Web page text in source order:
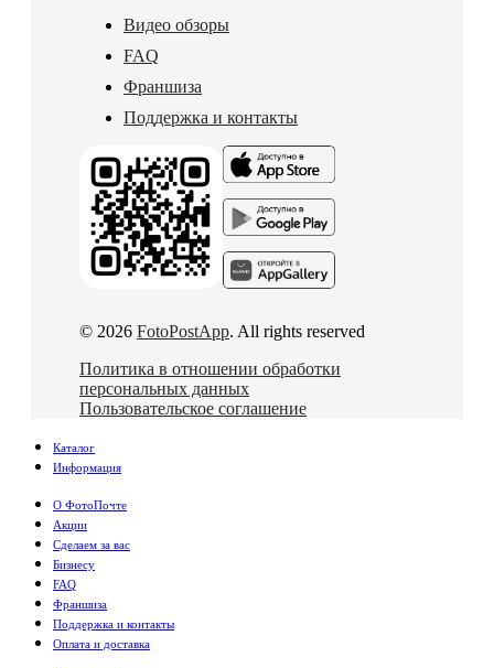
Видео обзоры
FAQ
Франшиза
Поддержка и контакты
© 2026 FotoPostApp. All rights reserved
Политика в отношении обработки
персональных данных
Пользовательское соглашение
Каталог
Информация
О ФотоПочте
Акции
Сделаем за вас
Бизнесу
FAQ
Франшиза
Поддержка и контакты
Оплата и доставка